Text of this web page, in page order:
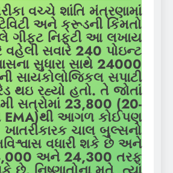
વચ્ચે શાંતિ મંત્રણામાં
અને ક્રૂડની કિંમતો
ગીફ્ટ નિફ્ટી આ લખાય
વહેલી સવારે 240 પોઇન્ટ
સુધારા સાથે 24000
સાયકોલોજિકલ સપાટી
થઇ રહ્યો હતો. તે જોતાં
સત્રોમાં 23,800 (20-
EMA)થી આગળ કોઈપણ
ખાતરીકારક ચાલ બુલ્સનો
વધારી શકે છે અને
અને 24,300 તરફ